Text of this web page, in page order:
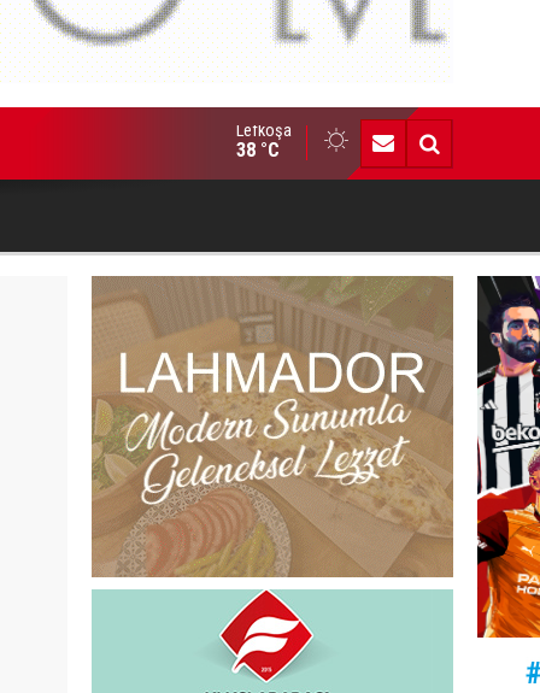
yönelik şiddetin asıl nedeni kamusal politikaların
Lefkoşa
38 °C